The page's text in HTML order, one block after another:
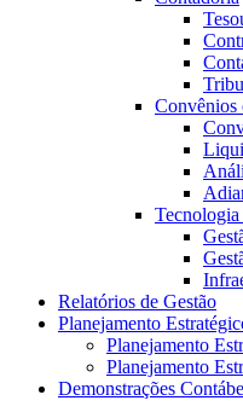
Convênios
Relatórios de Gestão
Planejamento
Planejamento
Planejamento
Demonstrações